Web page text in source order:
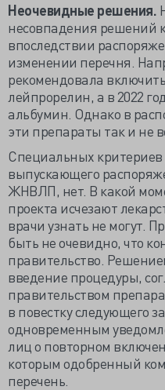
Неочевидные решения.
несовпадения решений
впоследствии
изменении перечня.
рекомендовала
лейпрорелин, а в 2022
альбумин. Однако в
эти препараты так и не
Специальных критериев
выпускающего
ЖНВЛП, нет. В какой
проекта исчезают
врачи узнать не могут.
быть не очевидно, что
правительство.
введение процедуры,
правительством
в повестку следующего
одновременным
лиц о повторном
которым одобренный
перечень.